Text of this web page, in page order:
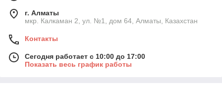
г. Алматы
мкр. Калкаман 2, ул. №1, дом 64, Алматы, Казахстан
Контакты
Сегодня работает с 10:00 до 17:00
Показать весь график работы